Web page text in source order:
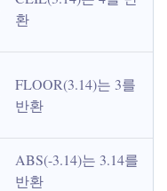
환
FLOOR(3.14)는 3를
반환
ABS(-3.14)는 3.14를
반환